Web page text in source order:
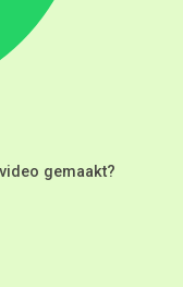
gemaakt?